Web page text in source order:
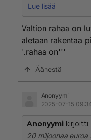
Kaikkea hyvää!
äänienemmistön
Lue lisää
Valtion rahaa on
aletaan rakentaa
'.rahaa on'''
Äänestä
Anonyymi
2025-07-15
Anonyymi kirjoitti:
20 miljoonaa euroa